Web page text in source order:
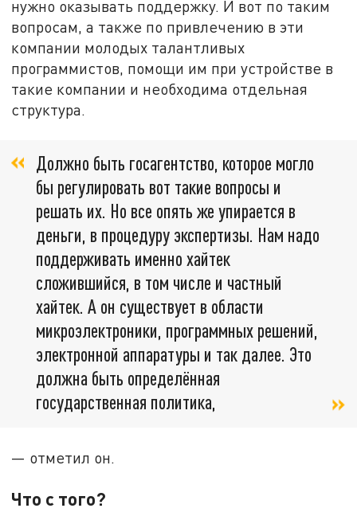
нужно оказывать поддержку. И вот по таким
вопросам, а также по привлечению в эти
компании молодых талантливых
программистов, помощи им при устройстве в
такие компании и необходима отдельная
структура.
Должно быть госагентство, которое могло
бы регулировать вот такие вопросы и
решать их. Но все опять же упирается в
деньги, в процедуру экспертизы. Нам надо
поддерживать именно хайтек
сложившийся, в том числе и частный
хайтек. А он существует в области
микроэлектроники, программных решений,
электронной аппаратуры и так далее. Это
должна быть определённая
государственная политика,
— отметил он.
Что с того?